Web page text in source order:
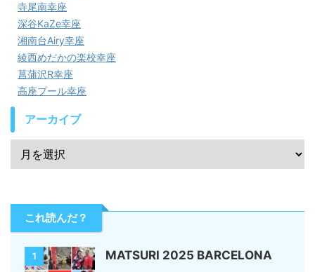
寺尾南幸座
深谷KaZe幸座
湘南台Airy幸座
綾西めだかの楽校幸座
菖蒲沢R幸座
高座プール幸座
アーカイブ
これ読んだ？
1 MATSURI 2025 BARCELONA